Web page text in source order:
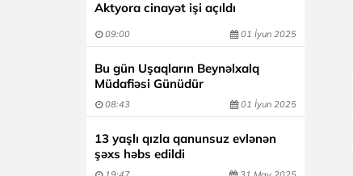
Aktyora cinayət işi açıldı
09:00 01 İyun 2025
Bu gün Uşaqların Beynəlxalq
Müdafiəsi Günüdür
08:43 01 İyun 2025
13 yaşlı qızla qanunsuz evlənən
şəxs həbs edildi